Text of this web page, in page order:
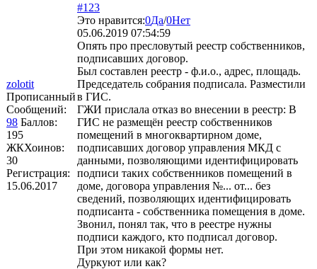
zolotit
Прописанный
Сообщений:
98 Баллов:
195
ЖКХоинов:
30
Регистрация:
15.06.2017
#123
Это нравится:0Да/0Нет
05.06.2019 07:54:59
Опять про пресловутый реестр собственников,
подписавших договор.
Был составлен реестр - ф.и.о., адрес, площадь.
Председатель собрания подписала. Разместили
в ГИС.
ГЖИ прислала отказ во внесении в реестр: В
ГИС не размещён реестр собственников
помещений в многоквартирном доме,
подписавших договор управления МКД с
данными, позволяющими идентифицировать
подписи таких собственников помещений в
доме, договора управления №... от... без
сведений, позволяющих идентифицировать
подписанта - собственника помещения в доме.
Звонил, понял так, что в реестре нужны
подписи каждого, кто подписал договор.
При этом никакой формы нет.
Дуркуют или как?